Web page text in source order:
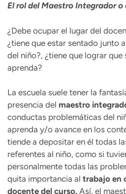
El rol del Maestro Integrador o
¿Debe ocupar el lugar del
¿tiene que estar sentado junto
del niño?, ¿tiene que lograr
aprenda?
La escuela suele tener la
presencia del maestro
conductas problemáticas del
aprenda y/o avance en los
tiende a depositar en él todas
referentes al niño, como si
personalmente todas las
quita importancia al trabajo en
docente del curso. Así, el